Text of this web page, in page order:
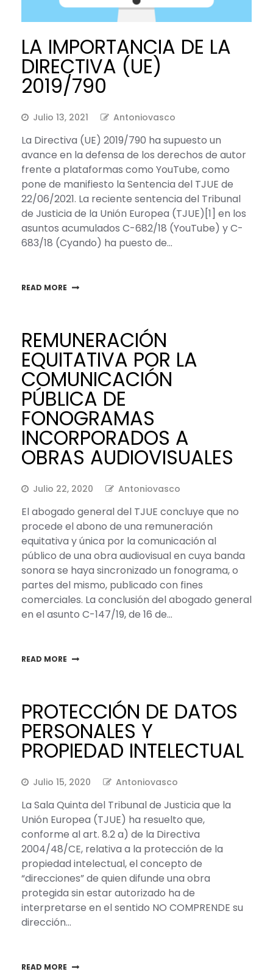
LA IMPORTANCIA DE LA
DIRECTIVA (UE)
2019/790
Julio 13, 2021 Antoniovasco
La Directiva (UE) 2019/790 ha supuesto un
avance en la defensa de los derechos de autor
frente a plataformas como YouTube, como
pone de manifiesto la Sentencia del TJUE de
22/06/2021. La reciente sentencia del Tribunal
de Justicia de la Unión Europea (TJUE)[1] en los
asuntos acumulados C-682/18 (YouTube) y C-
683/18 (Cyando) ha puesto de…
READ MORE
REMUNERACIÓN
EQUITATIVA POR LA
COMUNICACIÓN
PÚBLICA DE
FONOGRAMAS
INCORPORADOS A
OBRAS AUDIOVISUALES
Julio 22, 2020 Antoniovasco
El abogado general del TJUE concluye que no
procede el abono de una remuneración
equitativa y única por la comunicación al
público de una obra audiovisual en cuya banda
sonora se haya sincronizado un fonograma, o
partes del mismo, publicado con fines
comerciales. La conclusión del abogado general
en el asunto C-147/19, de 16 de…
READ MORE
PROTECCIÓN DE DATOS
PERSONALES Y
PROPIEDAD INTELECTUAL
Julio 15, 2020 Antoniovasco
La Sala Quinta del Tribunal de Justicia que la
Unión Europea (TJUE) ha resuelto que,
conforme al art. 8.2 a) de la Directiva
2004/48/CE, relativa a la protección de la
propiedad intelectual, el concepto de
“direcciones” de quien difunde una obra
protegida sin estar autorizado ha de
interpretarse en el sentido NO COMPRENDE su
dirección…
READ MORE